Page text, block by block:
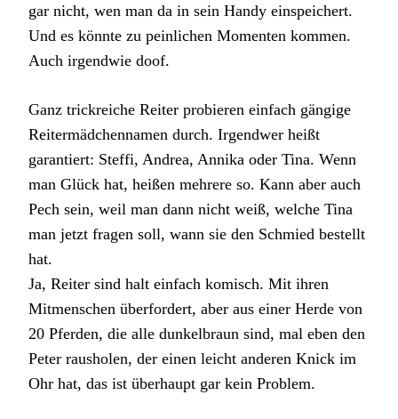
gar nicht, wen man da in sein Handy einspeichert.
Und es könnte zu peinlichen Momenten kommen.
Auch irgendwie doof.
Ganz trickreiche Reiter probieren einfach gängige
Reitermädchennamen durch. Irgendwer heißt
garantiert: Steffi, Andrea, Annika oder Tina. Wenn
man Glück hat, heißen mehrere so. Kann aber auch
Pech sein, weil man dann nicht weiß, welche Tina
man jetzt fragen soll, wann sie den Schmied bestellt
hat.
Ja, Reiter sind halt einfach komisch. Mit ihren
Mitmenschen überfordert, aber aus einer Herde von
20 Pferden, die alle dunkelbraun sind, mal eben den
Peter rausholen, der einen leicht anderen Knick im
Ohr hat, das ist überhaupt gar kein Problem.